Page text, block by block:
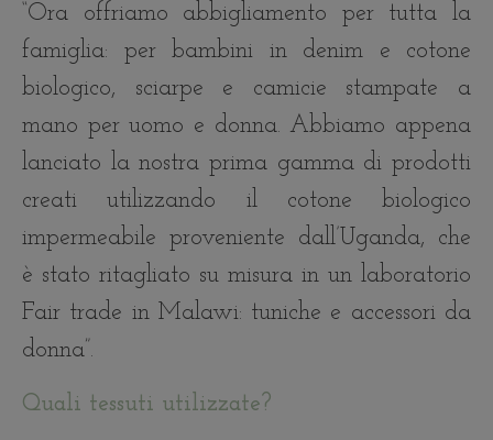
“Ora offriamo abbigliamento per tutta la
famiglia: per bambini in denim e cotone
biologico, sciarpe e camicie stampate a
mano per uomo e donna. Abbiamo appena
lanciato la nostra prima gamma di prodotti
creati utilizzando il cotone biologico
impermeabile proveniente dall’Uganda, che
è stato ritagliato su misura in un laboratorio
Fair trade in Malawi: tuniche e accessori da
donna”.
Quali tessuti utilizzate?